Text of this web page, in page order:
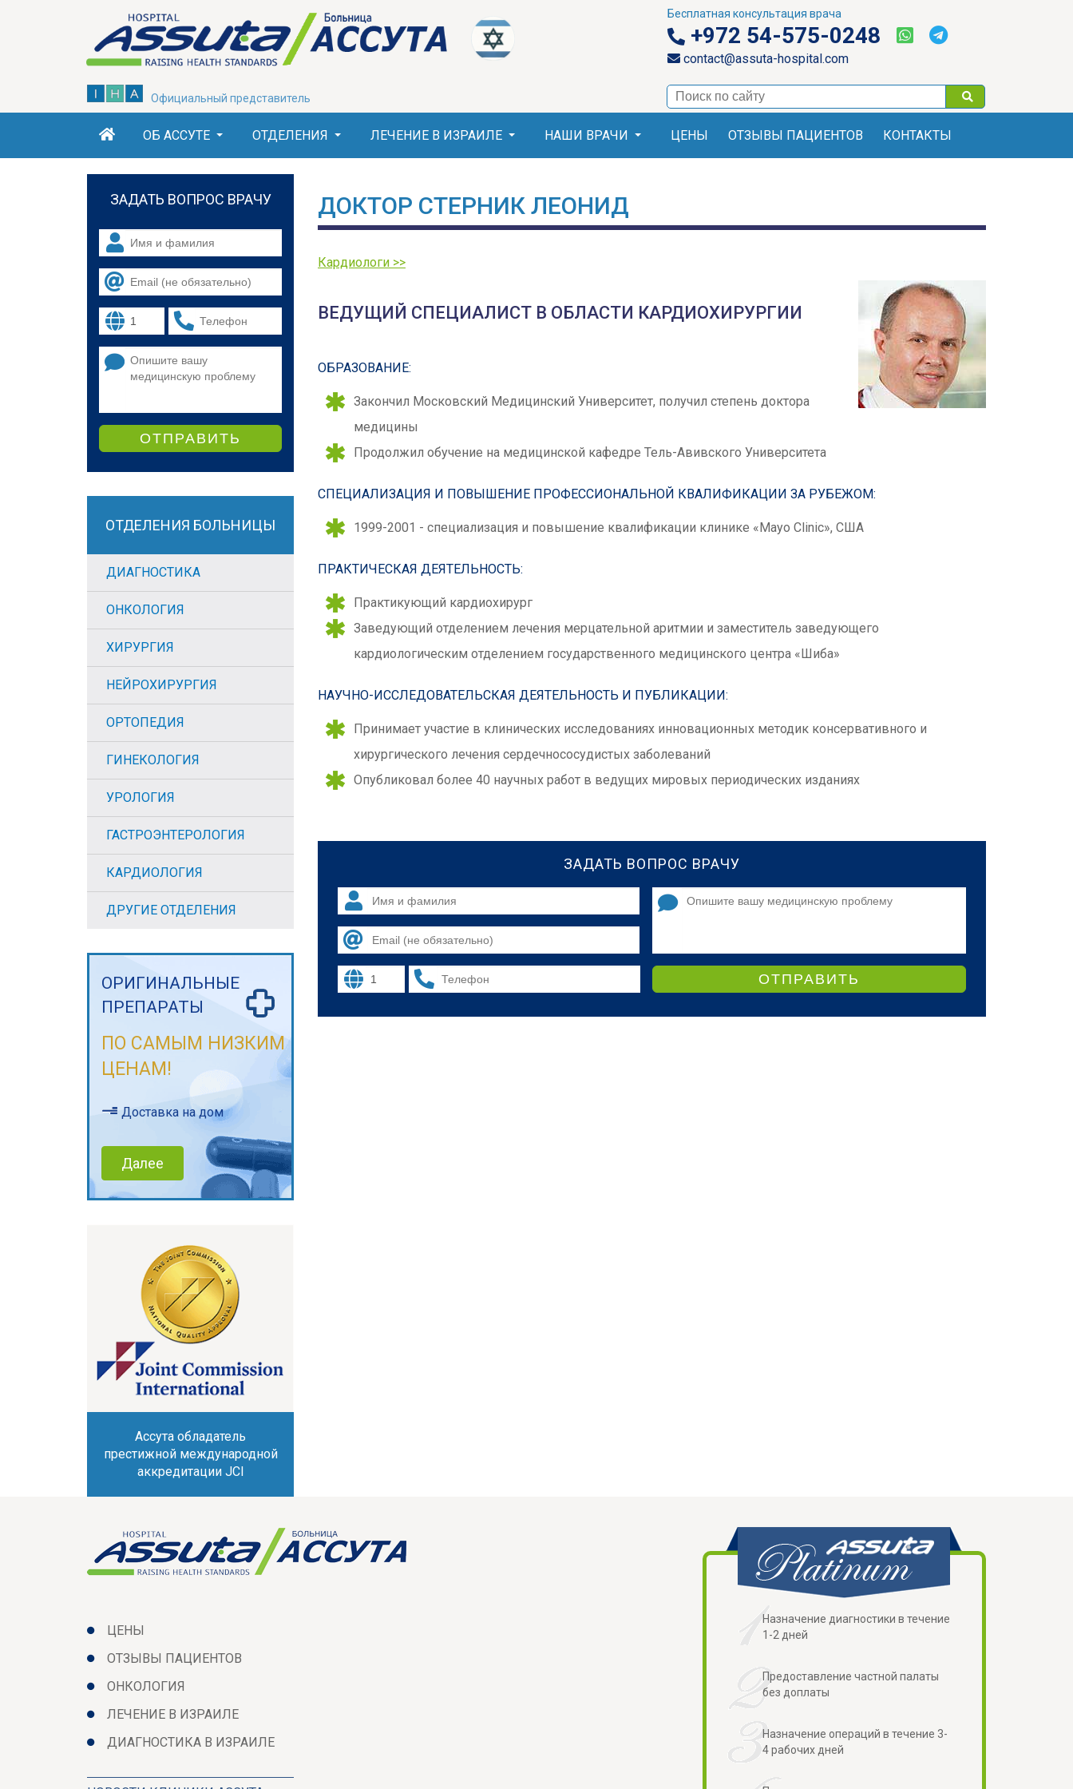
Бесплатная консультация врача
+972 54-575-0248
contact@assuta-hospital.com
Официальный представитель поиск
ОБ АССУТЕ ОТДЕЛЕНИЯ ЛЕЧЕНИЕ В ИЗРАИЛЕ НАШИ ВРАЧИ ЦЕНЫ ОТЗЫВЫ ПАЦИЕНТОВ КОНТАКТЫ
ДОКТОР СТЕРНИК ЛЕОНИД
Кардиологи >>
ВЕДУЩИЙ СПЕЦИАЛИСТ В ОБЛАСТИ КАРДИОХИРУРГИИ
ОБРАЗОВАНИЕ:
Закончил Московский Медицинский Университет, получил степень доктора
медицины
Продолжил обучение на медицинской кафедре Тель-Авивского Университета
СПЕЦИАЛИЗАЦИЯ И ПОВЫШЕНИЕ ПРОФЕССИОНАЛЬНОЙ КВАЛИФИКАЦИИ ЗА РУБЕЖОМ:
1999-2001 - специализация и повышение квалификации клинике «Mayo Clinic», США
ПРАКТИЧЕСКАЯ ДЕЯТЕЛЬНОСТЬ:
Практикующий кардиохирург
Заведующий отделением лечения мерцательной аритмии и заместитель заведующего
кардиологическим отделением государственного медицинского центра «Шиба»
НАУЧНО-ИССЛЕДОВАТЕЛЬСКАЯ ДЕЯТЕЛЬНОСТЬ И ПУБЛИКАЦИИ:
Принимает участие в клинических исследованиях инновационных методик консервативного и
хирургического лечения сердечнососудистых заболеваний
Опубликовал более 40 научных работ в ведущих мировых периодических изданиях
ЗАДАТЬ ВОПРОС ВРАЧУ
ОТПРАВИТЬ
ЗАДАТЬ ВОПРОС ВРАЧУ
ОТПРАВИТЬ
ОТДЕЛЕНИЯ БОЛЬНИЦЫ
ДИАГНОСТИКА
ОНКОЛОГИЯ
ХИРУРГИЯ
НЕЙРОХИРУРГИЯ
ОРТОПЕДИЯ
ГИНЕКОЛОГИЯ
УРОЛОГИЯ
ГАСТРОЭНТЕРОЛОГИЯ
КАРДИОЛОГИЯ
ДРУГИЕ ОТДЕЛЕНИЯ
ОРИГИНАЛЬНЫЕ
ПРЕПАРАТЫ
ПО САМЫМ НИЗКИМ
ЦЕНАМ!
Доставка на дом
Далее
Ассута обладатель
престижной международной
аккредитации JCI
ЦЕНЫ
ОТЗЫВЫ ПАЦИЕНТОВ
ОНКОЛОГИЯ
ЛЕЧЕНИЕ В ИЗРАИЛЕ
ДИАГНОСТИКА В ИЗРАИЛЕ
Назначение диагностики в течение
1-2 дней
Предоставление частной палаты
без доплаты
Назначение операций в течение 3-
4 рабочих дней